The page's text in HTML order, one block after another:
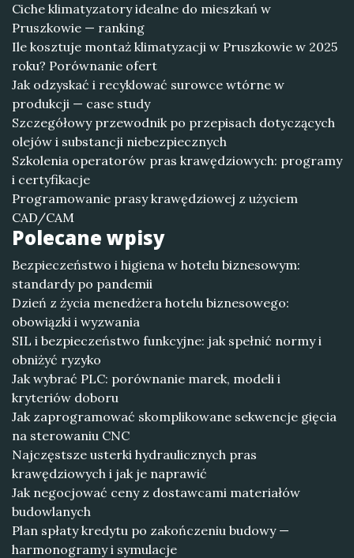
Ciche klimatyzatory idealne do mieszkań w
Pruszkowie — ranking
Ile kosztuje montaż klimatyzacji w Pruszkowie w 2025
roku? Porównanie ofert
Jak odzyskać i recyklować surowce wtórne w
produkcji — case study
Szczegółowy przewodnik po przepisach dotyczących
olejów i substancji niebezpiecznych
Szkolenia operatorów pras krawędziowych: programy
i certyfikacje
Programowanie prasy krawędziowej z użyciem
CAD/CAM
Polecane wpisy
Bezpieczeństwo i higiena w hotelu biznesowym:
standardy po pandemii
Dzień z życia menedżera hotelu biznesowego:
obowiązki i wyzwania
SIL i bezpieczeństwo funkcyjne: jak spełnić normy i
obniżyć ryzyko
Jak wybrać PLC: porównanie marek, modeli i
kryteriów doboru
Jak zaprogramować skomplikowane sekwencje gięcia
na sterowaniu CNC
Najczęstsze usterki hydraulicznych pras
krawędziowych i jak je naprawić
Jak negocjować ceny z dostawcami materiałów
budowlanych
Plan spłaty kredytu po zakończeniu budowy —
harmonogramy i symulacje